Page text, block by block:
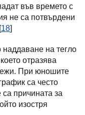
във времето с
не са потвърдени
18]
на тегло
отразява
При юношите
са често
причината за
изостря